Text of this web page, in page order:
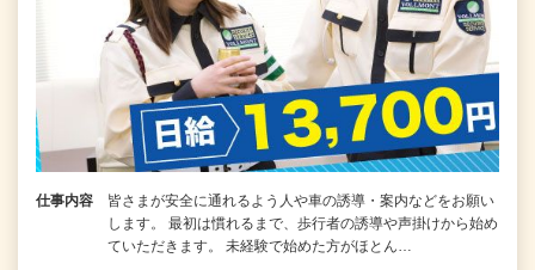
仕事内容
皆さまが安全に通れるよう人や車の誘導・案内などをお願い
します。 最初は慣れるまで、歩行者の誘導や声掛けから始め
ていただきます。 未経験で始めた方がほとん…